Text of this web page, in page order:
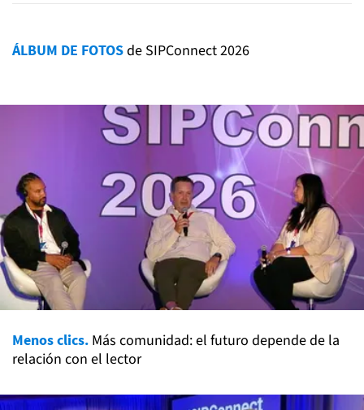
ÁLBUM DE FOTOSde SIPConnect 2026
Menos clics. Más comunidad: el futuro depende de la
relación con el lector